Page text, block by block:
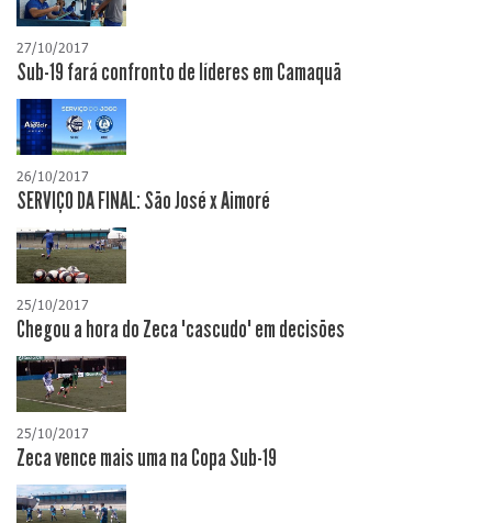
27/10/2017
Sub-19 fará confronto de líderes em Camaquã
26/10/2017
SERVIÇO DA FINAL: São José x Aimoré
25/10/2017
Chegou a hora do Zeca "cascudo" em decisões
25/10/2017
Zeca vence mais uma na Copa Sub-19